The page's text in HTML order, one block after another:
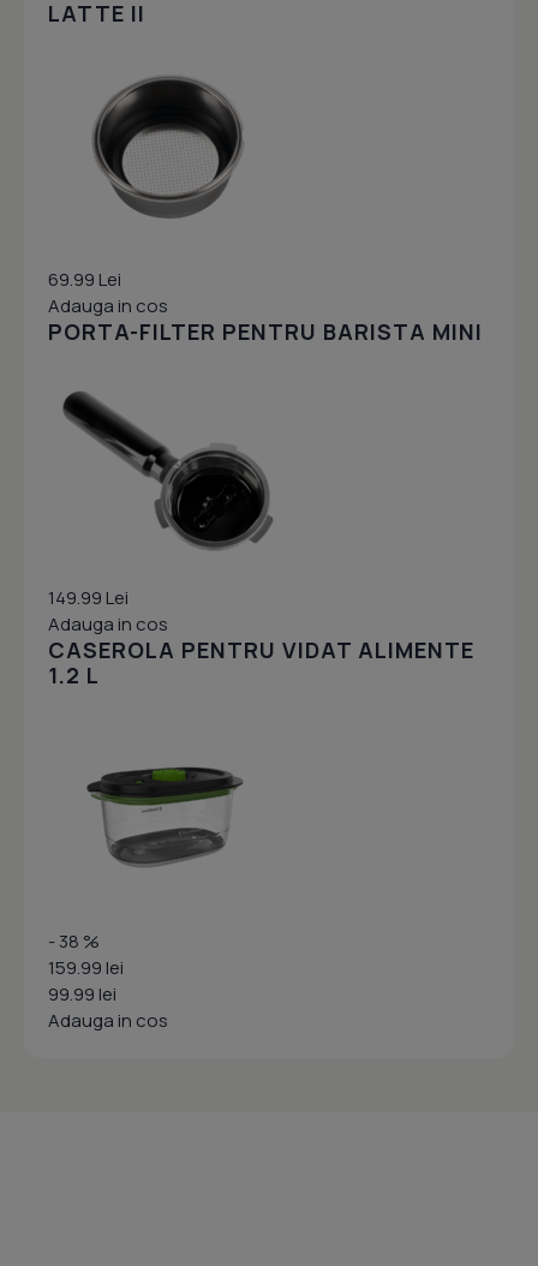
LATTE II
69.99 Lei
Adauga in cos
PORTA-FILTER PENTRU BARISTA MINI
149.99 Lei
Adauga in cos
CASEROLA PENTRU VIDAT ALIMENTE
1.2 L
- 38 %
159.99 lei
99.99 lei
Adauga in cos